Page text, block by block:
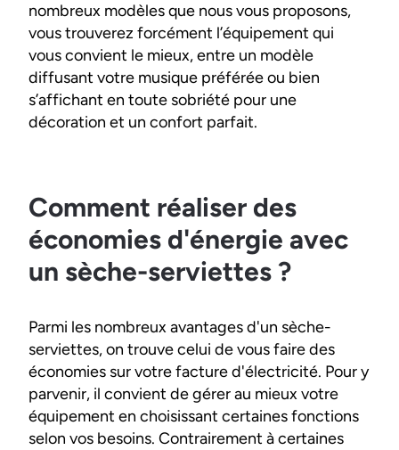
nombreux modèles que nous vous proposons,
vous trouverez forcément l’équipement qui
vous convient le mieux, entre un modèle
diffusant votre musique préférée ou bien
s’affichant en toute sobriété pour une
décoration et un confort parfait.
Comment réaliser des
économies d'énergie avec
un sèche-serviettes ?
Parmi les nombreux avantages d'un sèche-
serviettes, on trouve celui de vous faire des
économies sur votre facture d'électricité. Pour y
parvenir, il convient de gérer au mieux votre
équipement en choisissant certaines fonctions
selon vos besoins. Contrairement à certaines